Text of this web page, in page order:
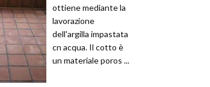
ottiene mediante la
lavorazione
dell'argilla impastata
cn acqua. Il cotto è
un materiale poros ...